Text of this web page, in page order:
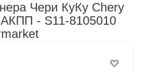
Чери КуКу Chery
- S11-8105010